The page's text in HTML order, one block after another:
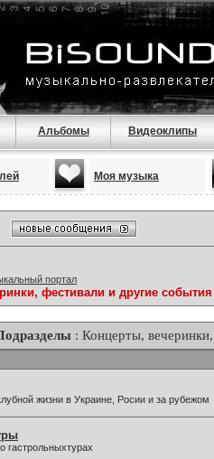
Альбомы Видеоклипы
Моя музыка
портал
фестивали и другие события
: Концерты,
жизни в Украине, Росии и за рубежом
гастрольныхтурах